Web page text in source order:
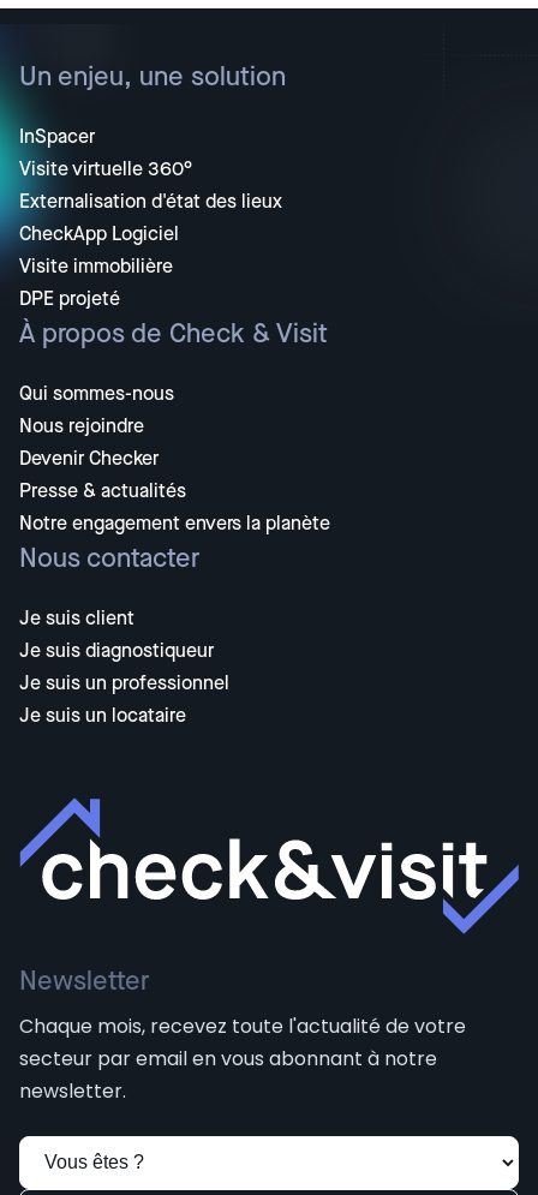
Un enjeu, une solution
InSpacer
Visite virtuelle 360°
Externalisation d'état des lieux
CheckApp Logiciel
Visite immobilière
DPE projeté
À propos de Check & Visit
Qui sommes-nous
Nous rejoindre
Devenir Checker
Presse & actualités
Notre engagement envers la planète
Nous contacter
Je suis client
Je suis diagnostiqueur
Je suis un professionnel
Je suis un locataire
Newsletter
Chaque mois, recevez toute l'actualité de votre
secteur par email en vous abonnant à notre
newsletter.